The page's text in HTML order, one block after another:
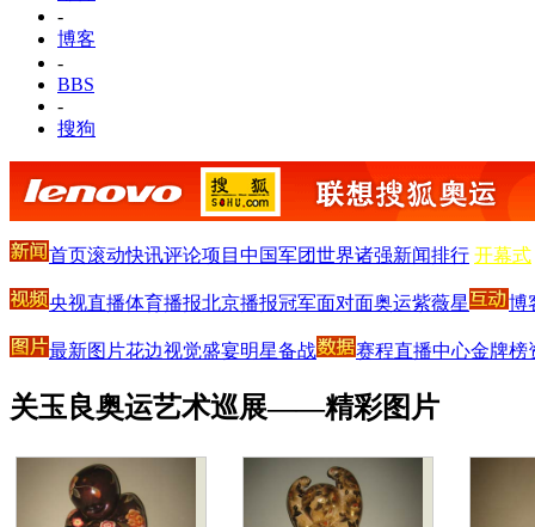
-
博客
-
BBS
-
搜狗
首页滚动快讯评论项目 中国军团世界诸强新闻排行 开幕式
央视直播体育播报北京播报冠军面对面奥运紫薇星 博
最新图片花边视觉盛宴明星备战 赛程直播中心金牌榜
关玉良奥运艺术巡展——精彩图片